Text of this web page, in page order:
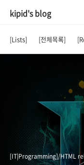
kipid's blog
[Lists] [전체목록]
[IT|Programming]/HTML